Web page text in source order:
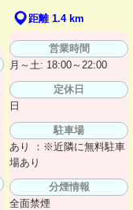
距離 1.4 km
営業時間
月～土: 18:00～22:00
定休日
日
駐車場
あり ：※近隣に無料駐車
場あり
分煙情報
全面禁煙